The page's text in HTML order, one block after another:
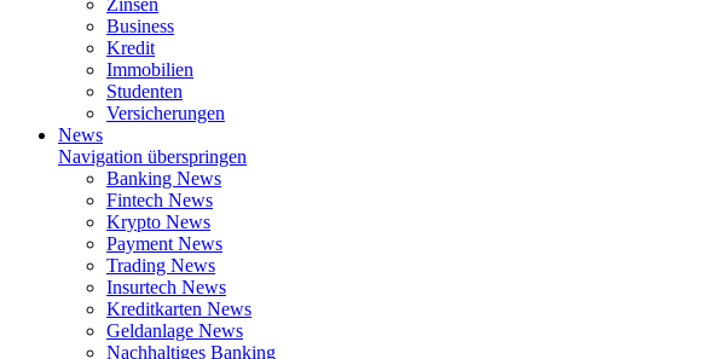
Zinsen
Business
Kredit
Immobilien
Studenten
Versicherungen
News
Navigation überspringen
Banking News
Fintech News
Krypto News
Payment News
Trading News
Insurtech News
Kreditkarten News
Geldanlage News
Nachhaltiges Banking